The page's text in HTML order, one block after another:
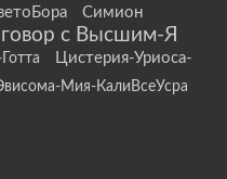
Симион
с Высшим-Я
Цистерия-Уриоса-
Мия-КалиВсеУсра